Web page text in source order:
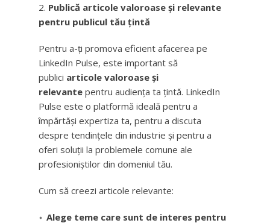
Publică articole valoroase și relevante
pentru publicul tău țintă
Pentru a-ți promova eficient afacerea pe
LinkedIn Pulse, este important să
publici articole valoroase și
relevante pentru audiența ta țintă. LinkedIn
Pulse este o platformă ideală pentru a
împărtăși expertiza ta, pentru a discuta
despre tendințele din industrie și pentru a
oferi soluții la problemele comune ale
profesioniștilor din domeniul tău.
Cum să creezi articole relevante:
Alege teme care sunt de interes pentru